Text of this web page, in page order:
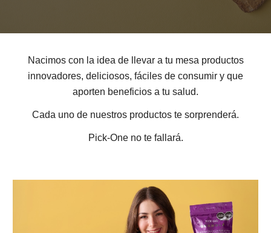
Nacimos con la idea de llevar a tu mesa productos
innovadores, deliciosos, fáciles de consumir y que
aporten beneficios a tu salud.
Cada uno de nuestros productos te sorprenderá.
Pick-One no te fallará.